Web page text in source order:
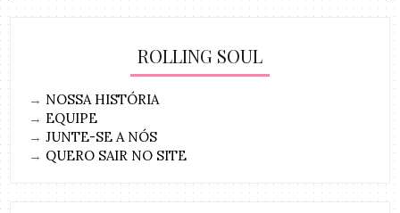
ROLLING SOUL
→ NOSSA HISTÓRIA
→ EQUIPE
→JUNTE-SE A NÓS
→ QUERO SAIR NO SITE